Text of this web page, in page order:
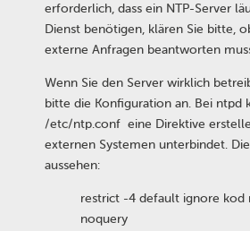
erforderlich, dass ein NTP-Server
Dienst benötigen, klären Sie bitte,
externe Anfragen beantworten
Wenn Sie den Server wirklich
bitte die Konfiguration an. Bei ntpd
/etc/ntp.conf eine Direktive
externen Systemen unterbindet.
aussehen:
restrict -4 default ignore
noquery